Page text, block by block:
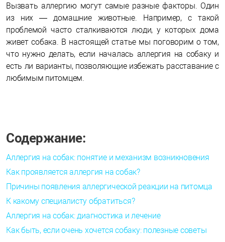
Вызвать аллергию могут самые разные факторы. Один
из них — домашние животные. Например, с такой
проблемой часто сталкиваются люди, у которых дома
живет собака. В настоящей статье мы поговорим о том,
что нужно делать, если началась аллергия на собаку и
есть ли варианты, позволяющие избежать расставание с
любимым питомцем.
Содержание:
Аллергия на собак: понятие и механизм возникновения
Как проявляется аллергия на собак?
Причины появления аллергической реакции на питомца
К какому специалисту обратиться?
Аллергия на собак: диагностика и лечение
Как быть, если очень хочется собаку: полезные советы